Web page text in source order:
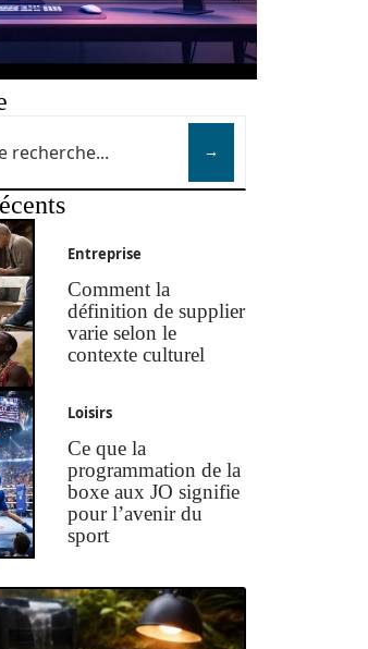
Entreprise
Comment la
définition de supplier
varie selon le
contexte culturel
Loisirs
Ce que la
programmation de la
boxe aux JO signifie
pour l’avenir du
sport